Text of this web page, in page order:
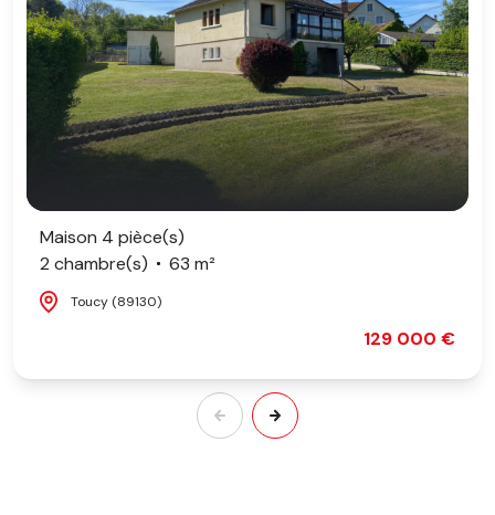
Maison 4 pièce(s)
2 chambre(s)
63 m²
Toucy (89130)
129 000 €